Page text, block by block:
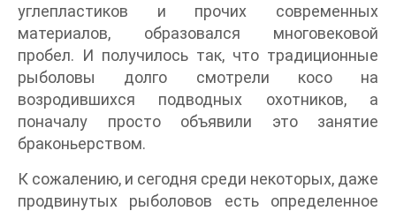
углепластиков и прочих современных
материалов, образовался многовековой
пробел. И получилось так, что традиционные
рыболовы долго смотрели косо на
возродившихся подводных охотников, а
поначалу просто объявили это занятие
браконьерством.
К сожалению, и сегодня среди некоторых, даже
продвинутых рыболовов есть определенное